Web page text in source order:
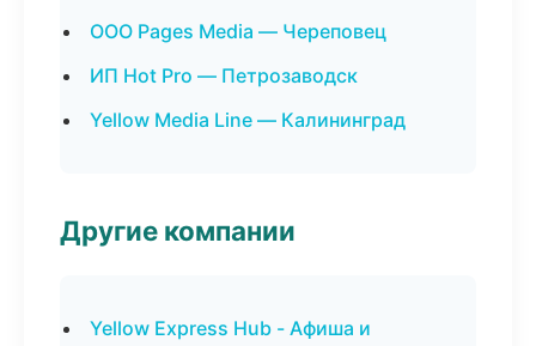
ООО Pages Media — Череповец
ИП Hot Pro — Петрозаводск
Yellow Media Line — Калининград
Другие компании
Yellow Express Hub - Афиша и